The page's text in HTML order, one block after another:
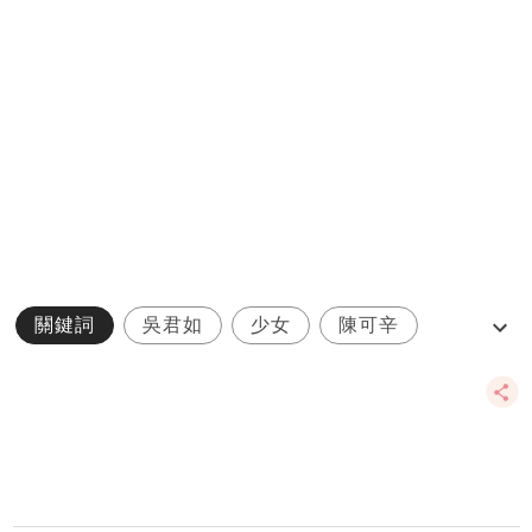
關鍵詞 吳君如 少女 陳可辛